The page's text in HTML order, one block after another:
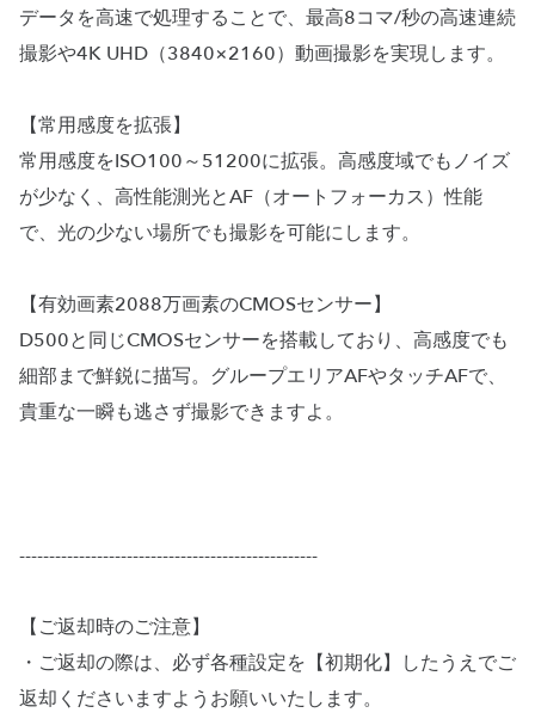
データを高速で処理することで、最高8コマ/秒の高速連続
撮影や4K UHD（3840×2160）動画撮影を実現します。
【常用感度を拡張】
常用感度をISO100～51200に拡張。高感度域でもノイズ
が少なく、高性能測光とAF（オートフォーカス）性能
で、光の少ない場所でも撮影を可能にします。
【有効画素2088万画素のCMOSセンサー】
D500と同じCMOSセンサーを搭載しており、高感度でも
細部まで鮮鋭に描写。グループエリアAFやタッチAFで、
貴重な一瞬も逃さず撮影できますよ。
--------------------------------------------------
【ご返却時のご注意】
・ご返却の際は、必ず各種設定を【初期化】したうえでご
返却くださいますようお願いいたします。